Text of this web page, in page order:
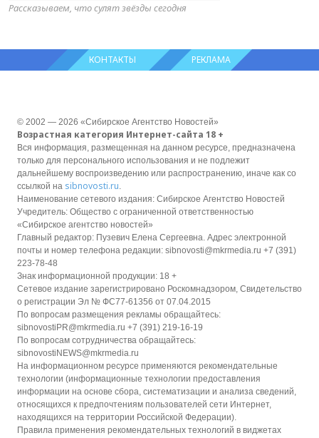
Рассказываем, что сулят звёзды сегодня
КОНТАКТЫ РЕКЛАМА
© 2002 — 2026 «Сибирское Агентство Новостей»
Возрастная категория Интернет-сайта 18 +
Вся информация, размещенная на данном ресурсе, предназначена
только для персонального использования и не подлежит
дальнейшему воспроизведению или распространению, иначе как со
ссылкой на sibnovosti.ru
Наименование сетевого издания: Сибирское Агентство Новостей
Учредитель: Общество с ограниченной ответственностью
«Сибирское агентство новостей»
Главный редактор: Пузевич Елена Сергеевна. Адрес электронной
почты и номер телефона редакции: sibnovosti@mkrmedia.ru +7 (391)
223-78-48
Знак информационной продукции: 18 +
Сетевое издание зарегистрировано Роскомнадзором, Свидетельство
о регистрации Эл № ФС77-61356 от 07.04.2015
По вопросам размещения рекламы обращайтесь:
sibnovostiPR@mkrmedia.ru +7 (391) 219-16-19
По вопросам сотрудничества обращайтесь:
sibnovostiNEWS@mkrmedia.ru
На информационном ресурсе применяются рекомендательные
технологии (информационные технологии предоставления
информации на основе сбора, систематизации и анализа сведений,
относящихся к предпочтениям пользователей сети Интернет,
находящихся на территории Российской Федерации).
Правила применения рекомендательных технологий в виджетах